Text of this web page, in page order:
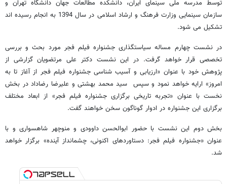
توسط مدرسه ملی سینمای ایران، دانشکده مطالعات جهان دانشگاه تهران و
سازمان سینمایی وزارت فرهنگ و ارشاد اسلامی در سال 1394 به انجام رسیده ­اند
تشکیل می­ شود.
در نشست چهارم مساله سیاستگذاری جشنواره فیلم فجر مورد بحث و بررسی
تخصصی قرار خواهد گرفت. در این نشست دکتر علی مرتضویان گزارشی از
پژوهش خود با عنوان «ارزیابی و آسیب­ شناسی جشنواره فیلم فجر از آغاز تا به
امروز» ارایه خواهد نمود و سپس سید محمد بهشتی و علیرضا رضاداد در بخش
نخست با عنوان «تجربه تاریخی برگزاری جشنواره فیلم فجر» از ابعاد مختلف
برگزاری این جشنواره در ادوار گوناگون سخن خواهند گفت.
بخش دوم این نشست با حضور ابوالحسن داوودی و منوچهر شاهسواری و با
عنوان «جشنواره فیلم فجر: دستاوردهای اکنونی، چشم­انداز آینده» برگزار خواهد
شد.